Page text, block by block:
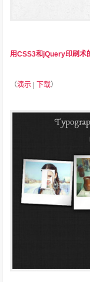
用CSS3和jQuery印刷术
（演示 下载）